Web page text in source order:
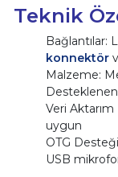
Teknik
Bağlantılar:
konnektör
Malzeme:
Veri Aktarım
uygun
OTG
USB